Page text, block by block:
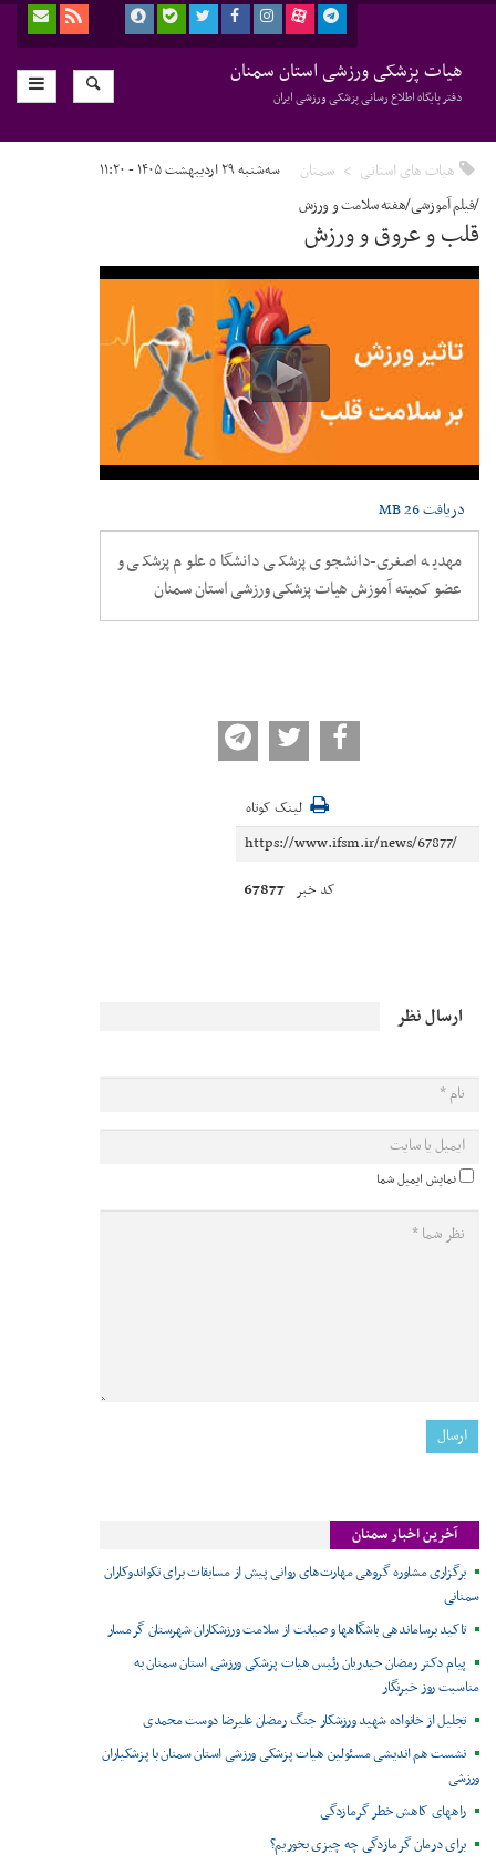
هیات پزشکی ورزشی استان سمنان
دفتر پایگاه اطلاع رسانی پزشکی ورزشی ایران
هیات های استانی سمنان سه‌شنبه ۲۹ اردیبهشت ۱۴۰۵ - ۱۱:۲۰
/فیلم آموزشی/هفته سلامت و ورزش
قلب و عروق و ورزش
دریافت26 MB
مهدیه اصغری-دانشجوی پزشکی دانشگاه علوم پزشکی و
عضو کمیته آموزش هیات پزشکی ورزشی استان سمنان
لینک کوتاه
کد خبر 67877
ارسال نظر
نمایش ایمیل شما
آخرین اخبار سمنان
برگزاری مشاوره گروهی مهارت‌های روانی پیش از مسابقات برای تکواندوکاران
سمنانی
تاکید برساماندهی باشگاهها و صیانت از سلامت ورزشکاران شهرستان گرمسار
پیام دکتر رمضان حیدریان رئیس هیات پزشکی ورزشی استان سمنان به
مناسبت روز خبرنگار
تجلیل از خانواده شهید ورزشکار جنگ رمضان علیرضا دوست محمدی
نشست هم اندیشی مسئولین هیات پزشکی ورزشی استان سمنان با پزشکیاران
ورزشی
راههای کاهش خطر گرمازدگی
برای درمان گرمازدگی چه چیزی بخوریم؟